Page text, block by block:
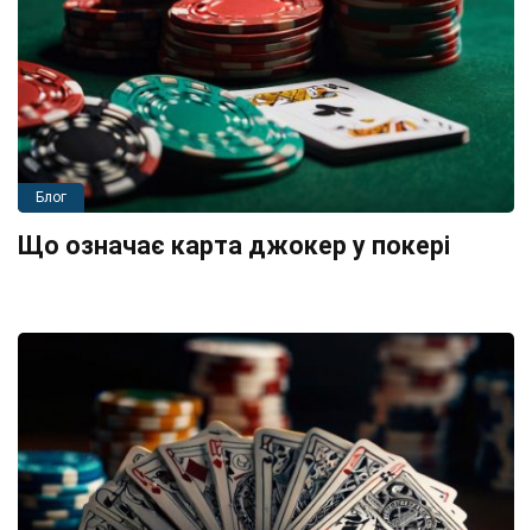
Блог
Що означає карта джокер у покері